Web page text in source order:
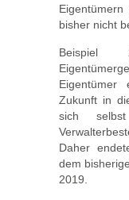
bisher nicht
Eigentümer
Zukunft in
sich
Daher
dem
2019.